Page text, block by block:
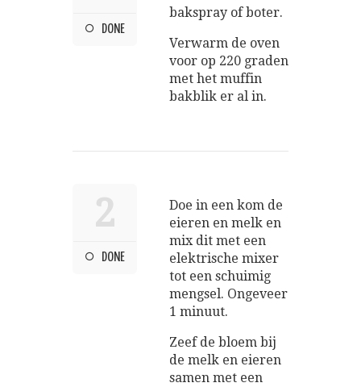
DONE
bakspray of boter.
Verwarm de oven
voor op 220 graden
met het muffin
bakblik er al in.
2
DONE
Doe in een kom de
eieren en melk en
mix dit met een
elektrische mixer
tot een schuimig
mengsel. Ongeveer
1 minuut.
Zeef de bloem bij
de melk en eieren
samen met een